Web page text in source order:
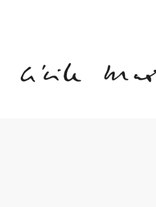
content